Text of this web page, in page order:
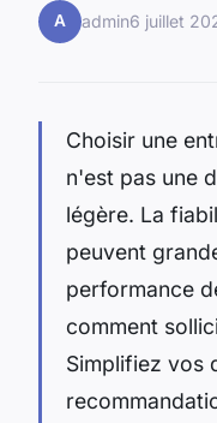
A admin6 juillet
Choisir une
n'est pas une
légère. La
peuvent
performance
comment
Simplifiez vos